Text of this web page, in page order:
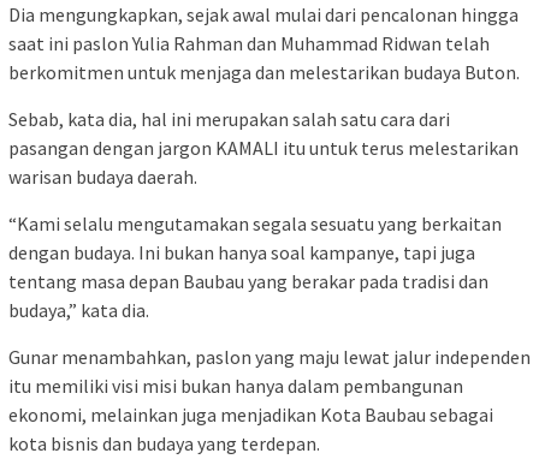
Dia mengungkapkan, sejak awal mulai dari pencalonan hingga
saat ini paslon Yulia Rahman dan Muhammad Ridwan telah
berkomitmen untuk menjaga dan melestarikan budaya Buton.
Sebab, kata dia, hal ini merupakan salah satu cara dari
pasangan dengan jargon KAMALI itu untuk terus melestarikan
warisan budaya daerah.
“Kami selalu mengutamakan segala sesuatu yang berkaitan
dengan budaya. Ini bukan hanya soal kampanye, tapi juga
tentang masa depan Baubau yang berakar pada tradisi dan
budaya,” kata dia.
Gunar menambahkan, paslon yang maju lewat jalur independen
itu memiliki visi misi bukan hanya dalam pembangunan
ekonomi, melainkan juga menjadikan Kota Baubau sebagai
kota bisnis dan budaya yang terdepan.